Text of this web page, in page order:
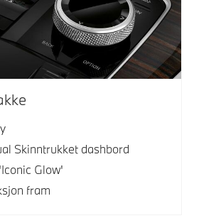
Skinntrukket dashbord
Glow'
fram